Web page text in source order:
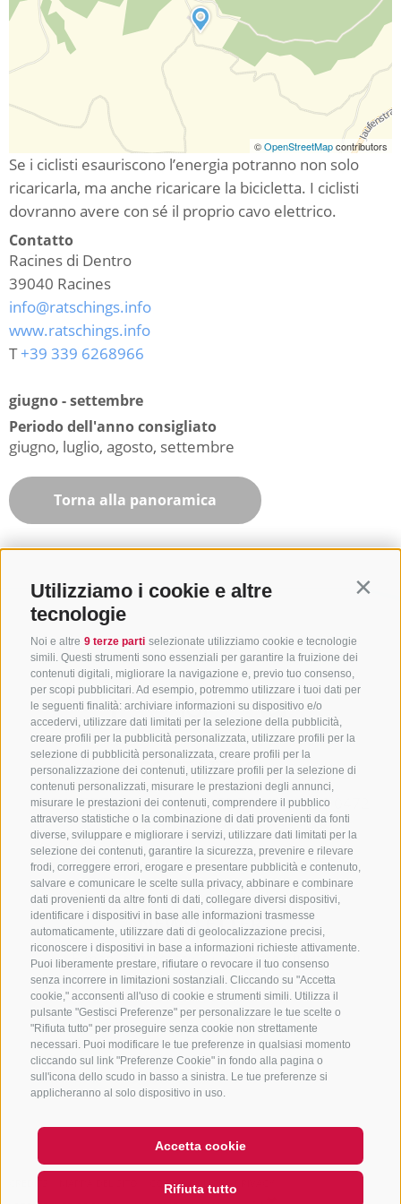
Utilizziamo i cookie e altre
tecnologie
Noi e altre 9 terze parti selezionate utilizziamo cookie e tecnologie
simili. Questi strumenti sono essenziali per garantire la fruizione dei
contenuti digitali, migliorare la navigazione e, previo tuo consenso,
per scopi pubblicitari. Ad esempio, potremmo utilizzare i tuoi dati per
le seguenti finalità: archiviare informazioni su dispositivo e/o
accedervi, utilizzare dati limitati per la selezione della pubblicità,
creare profili per la pubblicità personalizzata, utilizzare profili per la
selezione di pubblicità personalizzata, creare profili per la
personalizzazione dei contenuti, utilizzare profili per la selezione di
contenuti personalizzati, misurare le prestazioni degli annunci,
misurare le prestazioni dei contenuti, comprendere il pubblico
attraverso statistiche o la combinazione di dati provenienti da fonti
diverse, sviluppare e migliorare i servizi, utilizzare dati limitati per la
selezione dei contenuti, garantire la sicurezza, prevenire e rilevare
frodi, correggere errori, erogare e presentare pubblicità e contenuto,
salvare e comunicare le scelte sulla privacy, abbinare e combinare
dati provenienti da altre fonti di dati, collegare diversi dispositivi,
identificare i dispositivi in base alle informazioni trasmesse
automaticamente, utilizzare dati di geolocalizzazione precisi,
riconoscere i dispositivi in base a informazioni richieste attivamente.
Puoi liberamente prestare, rifiutare o revocare il tuo consenso
senza incorrere in limitazioni sostanziali. Cliccando su "Accetta
cookie," acconsenti all'uso di cookie e strumenti simili. Utilizza il
pulsante "Gestisci Preferenze" per personalizzare le tue scelte o
"Rifiuta tutto" per proseguire senza cookie non strettamente
necessari. Puoi modificare le tue preferenze in qualsiasi momento
cliccando sul link "Preferenze Cookie" in fondo alla pagina o
sull'icona dello scudo in basso a sinistra. Le tue preferenze si
applicheranno al solo dispositivo in uso.
Accetta cookie
Rifiuta tutto
©OpenStreetMapcontributors
Se i ciclisti esauriscono l’energia potranno non solo
ricaricarla, ma anche ricaricare la bicicletta. I ciclisti
dovranno avere con sé il proprio cavo elettrico.
Contatto
Racines di Dentro
39040 Racines
info@ratschings.info
www.ratschings.info
T+39 339 6268966
giugno - settembre
Periodo dell'anno consigliato
giugno, luglio, agosto, settembre
Torna alla panoramica
CONTATTACI
+39 0472 765325/+39 0472 760608/+39 0472
632372
info@sterzing-ratschings.it
NEWSLETTER
Rimani aggiornato sulle nostre offerte
Registrati
COOKIE POLICY